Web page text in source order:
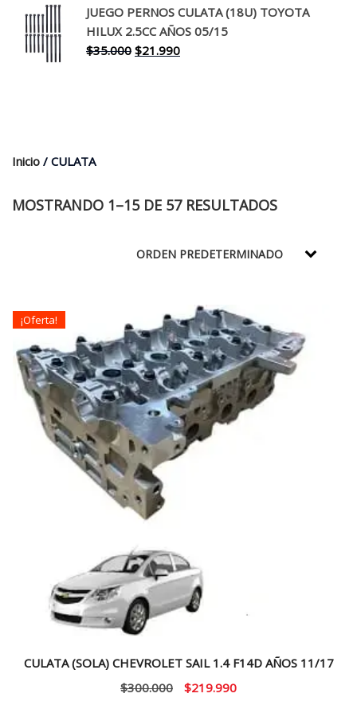
original
era:
$30.000.
actual
es:
$17.990.
JUEGO PERNOS CULATA (18U) TOYOTA
HILUX 2.5CC AÑOS 05/15
$35.000 El
$21.990El
Inicio / CULATA
MOSTRANDO 1–15 DE 57 RESULTADOS
¡Oferta!
CULATA (SOLA) CHEVROLET SAIL 1.4 F14D AÑOS 11/17
$300.000
El
$219.990El